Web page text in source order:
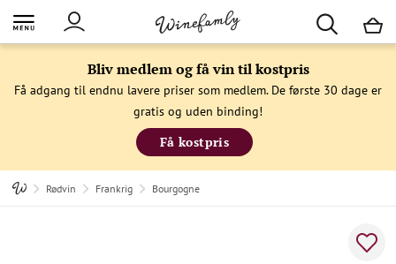
Bliv medlem og få vin til kostpris
Få adgang til endnu lavere priser som medlem. De første 30 dage er
gratis og uden binding!
Få kostpris
Rødvin Frankrig Bourgogne